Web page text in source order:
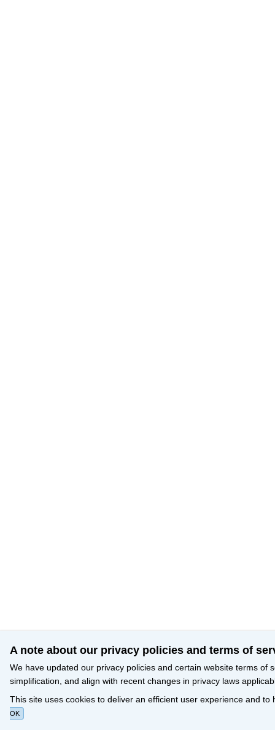
A note about our privacy policies and terms of
We have updated our privacy policies and certain website terms of
simplification, and align with recent changes in privacy laws
This site uses cookies to deliver an efficient user experience and
OK